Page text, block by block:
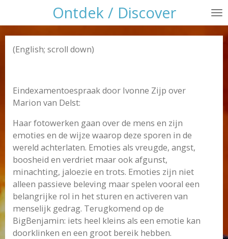
naar
de
Ontdek / Discover
(English; scroll down)
Eindexamentoespraak door Ivonne Zijp over
Marion van Delst:
Haar fotowerken gaan over de mens en zijn
emoties en de wijze waarop deze sporen in de
wereld achterlaten. Emoties als vreugde, angst,
boosheid en verdriet maar ook afgunst,
minachting, jaloezie en trots. Emoties zijn niet
alleen passieve beleving maar spelen vooral een
belangrijke rol in het sturen en activeren van
menselijk gedrag. Terugkomend op de
BigBenjamin: iets heel kleins als een emotie kan
doorklinken en een groot bereik hebben.